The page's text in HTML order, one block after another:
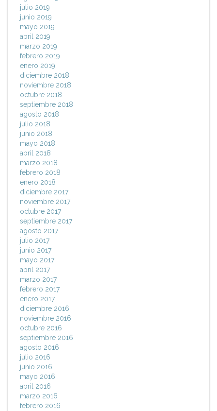
julio 2019
junio 2019
mayo 2019
abril 2019
marzo 2019
febrero 2019
enero 2019
diciembre 2018
noviembre 2018
octubre 2018
septiembre 2018
agosto 2018
julio 2018
junio 2018
mayo 2018
abril 2018
marzo 2018
febrero 2018
enero 2018
diciembre 2017
noviembre 2017
octubre 2017
septiembre 2017
agosto 2017
julio 2017
junio 2017
mayo 2017
abril 2017
marzo 2017
febrero 2017
enero 2017
diciembre 2016
noviembre 2016
octubre 2016
septiembre 2016
agosto 2016
julio 2016
junio 2016
mayo 2016
abril 2016
marzo 2016
febrero 2016